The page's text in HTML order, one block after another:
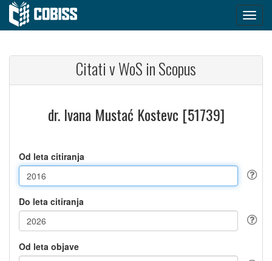
Citati v WoS in Scopus
dr. Ivana Mustać Kostevc [51739]
Od leta citiranja
Do leta citiranja
Od leta objave